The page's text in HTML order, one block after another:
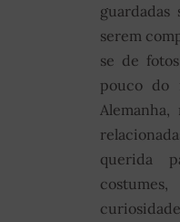
guardadas
serem
se de
pouco do
Alemanha,
querida